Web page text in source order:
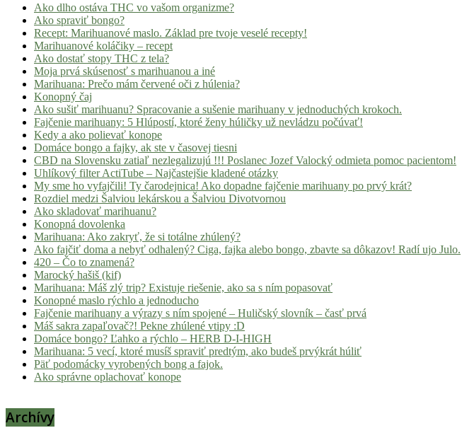
Ako dlho ostáva THC vo vašom organizme?
Ako spraviť bongo?
Recept: Marihuanové maslo. Základ pre tvoje veselé recepty!
Marihuanové koláčiky – recept
Ako dostať stopy THC z tela?
Moja prvá skúsenosť s marihuanou a iné
Marihuana: Prečo mám červené oči z húlenia?
Konopný čaj
Ako sušiť marihuanu? Spracovanie a sušenie marihuany v jednoduchých krokoch.
Fajčenie marihuany: 5 Hlúpostí, ktoré ženy húličky už nevládzu počúvať!
Kedy a ako polievať konope
Domáce bongo a fajky, ak ste v časovej tiesni
CBD na Slovensku zatiaľ nezlegalizujú !!! Poslanec Jozef Valocký odmieta pomoc pacientom!
Uhlíkový filter ActiTube – Najčastejšie kladené otázky
My sme ho vyfajčili! Ty čarodejnica! Ako dopadne fajčenie marihuany po prvý krát?
Rozdiel medzi Šalviou lekárskou a Šalviou Divotvornou
Ako skladovať marihuanu?
Konopná dovolenka
Marihuana: Ako zakryť, že si totálne zhúlený?
Ako fajčiť doma a nebyť odhalený? Ciga, fajka alebo bongo, zbavte sa dôkazov! Radí ujo Julo.
420 – Čo to znamená?
Marocký hašiš (kif)
Marihuana: Máš zlý trip? Existuje riešenie, ako sa s ním popasovať
Konopné maslo rýchlo a jednoducho
Fajčenie marihuany a výrazy s ním spojené – Huličský slovník – časť prvá
Máš sakra zapaľovač?! Pekne zhúlené vtipy :D
Domáce bongo? Ľahko a rýchlo – HERB D-I-HIGH
Marihuana: 5 vecí, ktoré musíš spraviť predtým, ako budeš prvýkrát húliť
Päť podomácky vyrobených bong a fajok.
Ako správne oplachovať konope
Archívy